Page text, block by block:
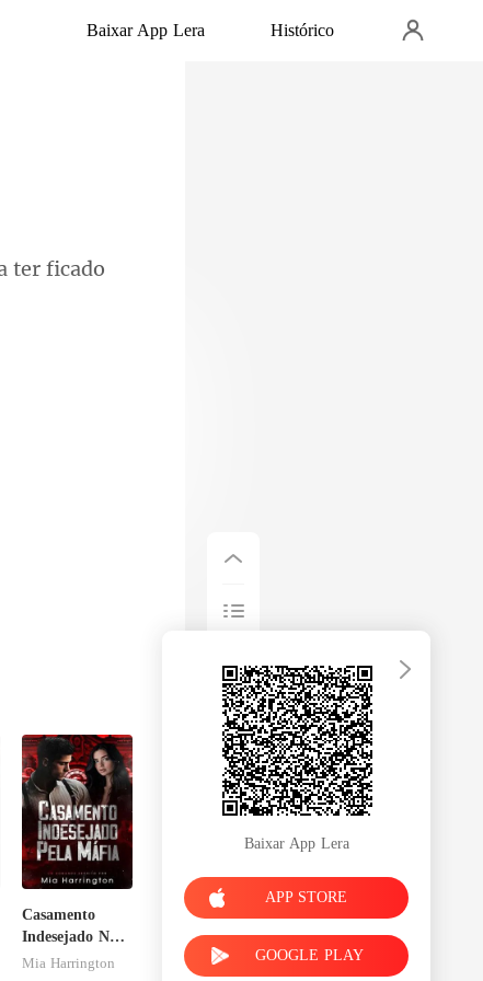
Baixar App Lera Histórico
Casamento
Indesejado Na
Máfia
Mia Harrington
Baixar App Lera
APP STORE
GOOGLE PLAY